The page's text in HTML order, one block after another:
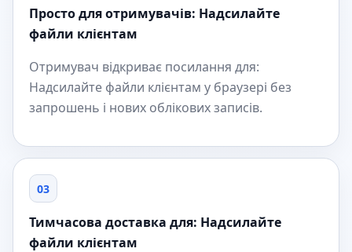
Просто для отримувачів: Надсилайте
файли клієнтам
Отримувач відкриває посилання для:
Надсилайте файли клієнтам у браузері без
запрошень і нових облікових записів.
03
Тимчасова доставка для: Надсилайте
файли клієнтам